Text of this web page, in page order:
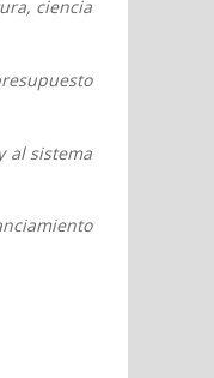
ciencia
al sistema